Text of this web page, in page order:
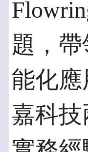
題，
能化
嘉科